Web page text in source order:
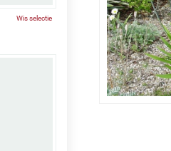
Wis selectie